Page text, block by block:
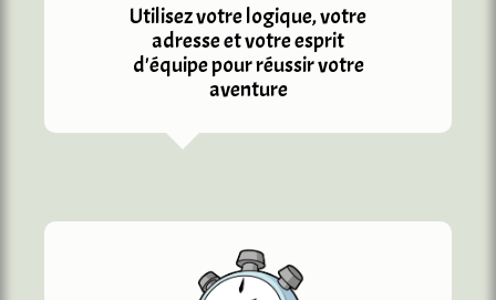
Utilisez votre logique, votre
adresse et votre esprit
d'équipe pour réussir votre
aventure